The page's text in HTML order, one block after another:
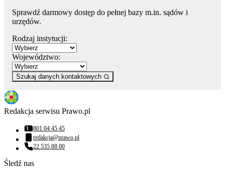
Sprawdź darmowy dostęp do pełnej bazy m.in. sądów i
urzędów.
Rodzaj instytucji:
Województwo:
Szukaj danych kontaktowych
Redakcja serwisu Prawo.pl
Numer telefonu:
801 04 45 45
Adres email:
redakcja@prawo.pl
Numer telefonu:
22 535 88 00
Śledź nas